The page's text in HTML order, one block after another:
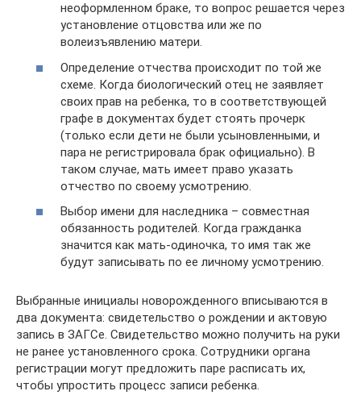
неоформленном браке, то вопрос решается через
установление отцовства или же по
волеизъявлению матери.
Определение отчества происходит по той же
схеме. Когда биологический отец не заявляет
своих прав на ребенка, то в соответствующей
графе в документах будет стоять прочерк
(только если дети не были усыновленными, и
пара не регистрировала брак официально). В
таком случае, мать имеет право указать
отчество по своему усмотрению.
Выбор имени для наследника – совместная
обязанность родителей. Когда гражданка
значится как мать-одиночка, то имя так же
будут записывать по ее личному усмотрению.
Выбранные инициалы новорожденного вписываются в
два документа: свидетельство о рождении и актовую
запись в ЗАГСе. Свидетельство можно получить на руки
не ранее установленного срока. Сотрудники органа
регистрации могут предложить паре расписать их,
чтобы упростить процесс записи ребенка.